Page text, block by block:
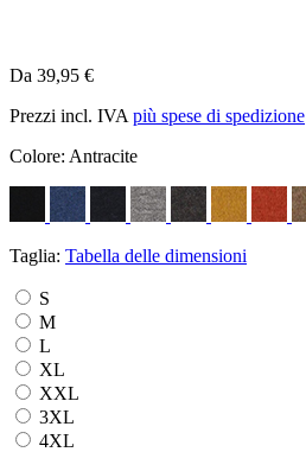
Da 39,95 €
Prezzi incl. IVA più spese di spedizione
Colore: Antracite
Taglia: Tabella delle dimensioni
S
M
L
XL
XXL
3XL
4XL